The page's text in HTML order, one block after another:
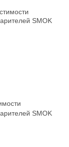
SMOK